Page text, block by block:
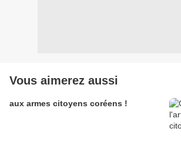
Vous aimerez aussi
aux armes citoyens coréens !